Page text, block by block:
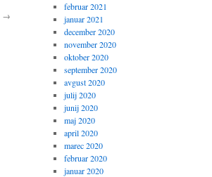
→
februar 2021
januar 2021
december 2020
november 2020
oktober 2020
september 2020
avgust 2020
julij 2020
junij 2020
maj 2020
april 2020
marec 2020
februar 2020
januar 2020